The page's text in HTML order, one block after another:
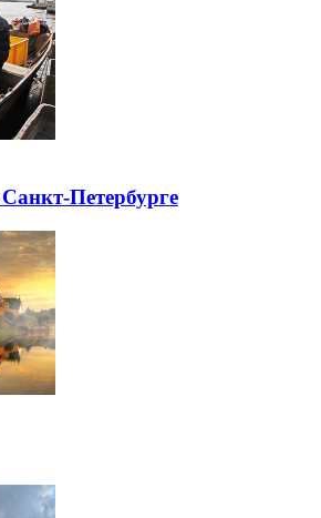
Петербурге